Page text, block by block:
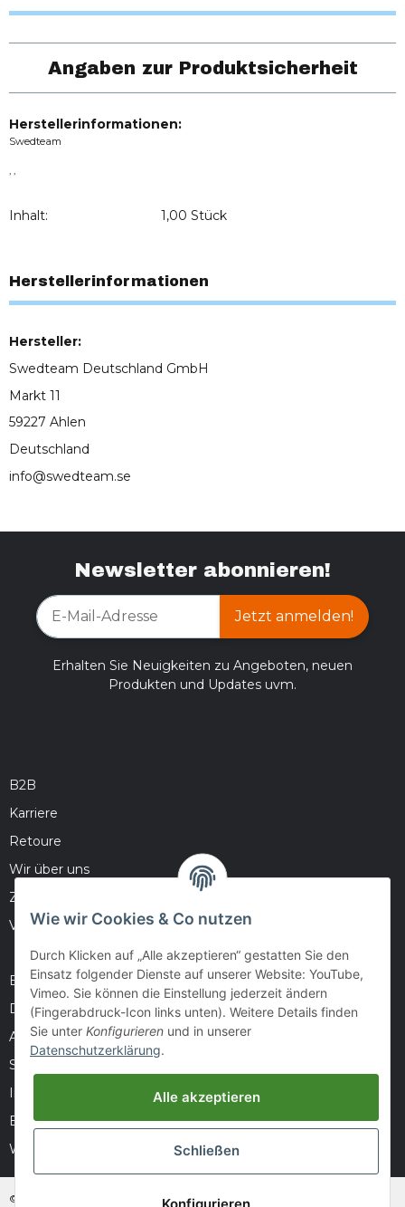
Angaben zur Produktsicherheit
Herstellerinformationen:
Swedteam
, ,
Inhalt: 1,00 Stück
Herstellerinformationen
Hersteller:
Swedteam Deutschland GmbH
Markt 11
59227 Ahlen
Deutschland
info@swedteam.se
Newsletter abonnieren!
Jetzt anmelden!
Erhalten Sie Neuigkeiten zu Angeboten, neuen
Produkten und Updates uvm.
B2B
Karriere
Retoure
Wir über uns
Zahlungsmöglichkeiten
Versandinformationen
Barrierefreiheitserklärung
Datenschutz
AGB
Sitemap
Impressum
Batteriegesetzhinweise
Widerrufsrecht
© huntivity-group.at
Wie wir Cookies & Co nutzen
Durch Klicken auf „Alle akzeptieren“ gestatten Sie den
Einsatz folgender Dienste auf unserer Website: YouTube,
Vimeo. Sie können die Einstellung jederzeit ändern
(Fingerabdruck-Icon links unten). Weitere Details finden
Sie unter Konfigurieren und in unserer
Datenschutzerklärung.
Alle akzeptieren
Schließen